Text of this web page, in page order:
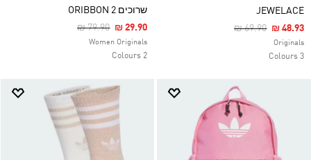
JEWELACE
Price Reduced
₪ 69.90To₪ 48.93
Originals
3 Colours
שרוכים ORIBBON 2
Price Reduced From
₪ 79.90To₪ 29.90
Women Originals
2 Colours